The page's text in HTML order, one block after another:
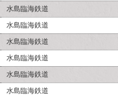
水島臨海鉄道
水島臨海鉄道
水島臨海鉄道
水島臨海鉄道
水島臨海鉄道
水島臨海鉄道